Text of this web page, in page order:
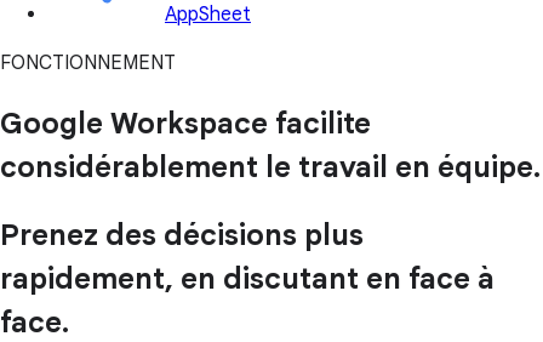
AppSheet
FONCTIONNEMENT
Google Workspace facilite
considérablement le travail en équipe.
Prenez des décisions plus
rapidement, en discutant en face à
face.